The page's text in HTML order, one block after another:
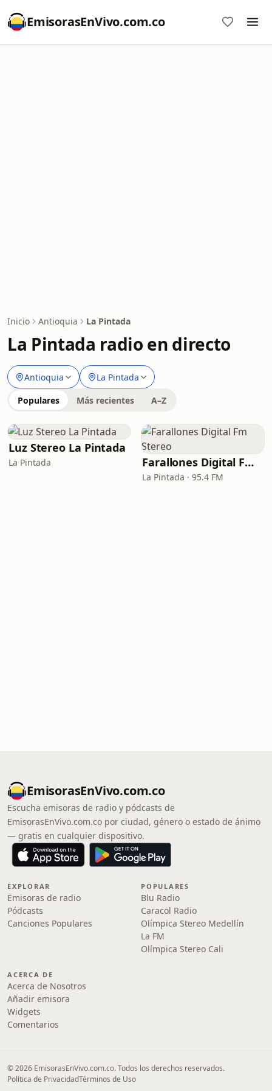
EmisorasEnVivo.com.co
Inicio Antioquia La Pintada
La Pintada radio en directo
Antioquia La Pintada
Populares Más recientes A–Z
Luz Stereo La Pintada
La Pintada Farallones Digital Fm Stereo
La Pintada · 95.4 FM
EmisorasEnVivo.com.co
Escucha emisoras de radio y pódcasts de
EmisorasEnVivo.com.co por ciudad, género o estado de ánimo
— gratis en cualquier dispositivo.
EXPLORAR
Emisoras de radio
Pódcasts
Canciones Populares
POPULARES
Blu Radio
Caracol Radio
Olímpica Stereo Medellín
La FM
Olímpica Stereo Cali
ACERCA DE
Acerca de Nosotros
Añadir emisora
Widgets
Comentarios
© 2026 EmisorasEnVivo.com.co. Todos los derechos reservados.
Política de PrivacidadTérminos de Uso